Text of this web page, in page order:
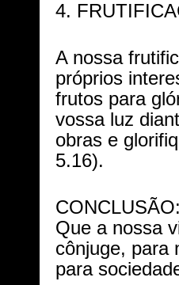
4.
A nossa
próprios
frutos para
vossa luz
obras e
5.16).
CONCLUSÃO:
Que a nossa
cônjuge, para
para